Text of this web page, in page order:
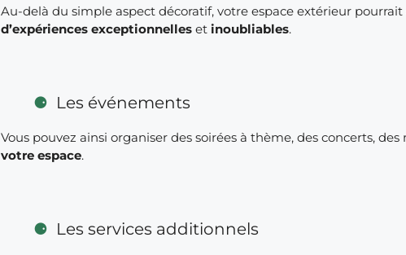
Au-delà du simple aspect décoratif, votre espace extérieur
d’expériences exceptionnellesetinoubliables.
Les événements
Vous pouvez ainsi organiser des soirées à thème, des concerts,
votre espace.
Les services additionnels